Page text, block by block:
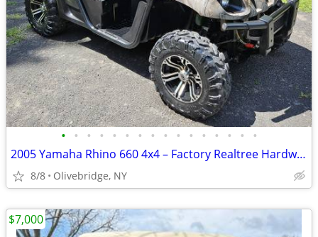
• • • • • • • • • • • • • • • •
2005 Yamaha Rhino 660 4x4 – Factory Realtree Hardwoods HD Camo
8/8 Olivebridge, NY
$7,000